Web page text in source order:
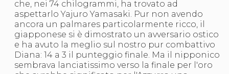
Webinar
Corsi Monotematici
Corsi di Specializzazione
Corsi FIJLKAM-FISDIR
Corsi Preparatore Fisico
Edutraining class - Didattica infantile
Corso dirigenti sportivi
che, nei 74 chilogrammi, ha trovato ad
aspettarlo Yajuro Yamasaki. Pur non avendo
ancora un palmares particolarmente ricco, il
giapponese si è dimostrato un avversario ostico
e ha avuto la meglio sul nostro pur combattivo
Diana: 14 a 3 il punteggio finale. Ma il nipponico
sembrava lanciatissimo verso la finale per l'oro